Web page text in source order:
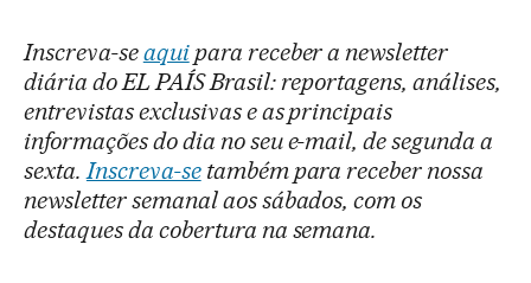
Inscreva-seaquipara receber a newsletter
diária do EL PAÍS Brasil: reportagens, análises,
entrevistas exclusivas e as principais
informações do dia no seu e-mail, de segunda a
sexta.Inscreva-setambém para receber nossa
newsletter semanal aos sábados, com os
destaques da cobertura na semana.